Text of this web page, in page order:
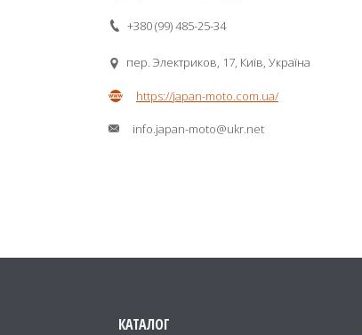
+380 (99) 485-25-34
пер. Электриков, 17, Київ, Україна
https://japan-moto.com.ua/
info.japan-moto@ukr.net
КАТАЛОГ